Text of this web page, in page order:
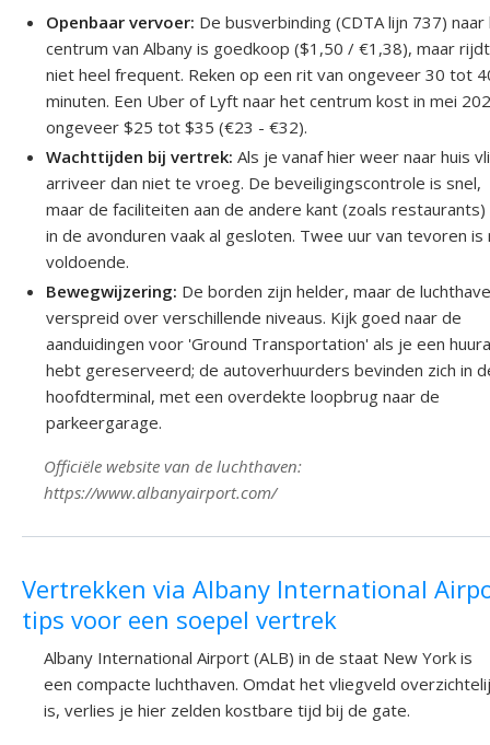
Openbaar vervoer: De busverbinding (CDTA lijn 737)
centrum van Albany is goedkoop ($1,50 / €1,38), maar rijdt
niet heel frequent. Reken op een rit van ongeveer 30 tot
minuten. Een Uber of Lyft naar het centrum kost in mei
ongeveer $25 tot $35 (€23 - €32).
Wachttijden bij vertrek: Als je vanaf hier weer naar huis
arriveer dan niet te vroeg. De beveiligingscontrole is snel,
maar de faciliteiten aan de andere kant (zoals restaurants)
in de avonduren vaak al gesloten. Twee uur van tevoren is
voldoende.
Bewegwijzering: De borden zijn helder, maar de
verspreid over verschillende niveaus. Kijk goed naar de
aanduidingen voor 'Ground Transportation' als je een
hebt gereserveerd; de autoverhuurders bevinden zich in
hoofdterminal, met een overdekte loopbrug naar de
parkeergarage.
Officiële website van de luchthaven:
https://www.albanyairport.com/
Vertrekken via Albany International
tips voor een soepel vertrek
Albany International Airport (ALB) in de staat New York is
een compacte luchthaven. Omdat het vliegveld
is, verlies je hier zelden kostbare tijd bij de gate.